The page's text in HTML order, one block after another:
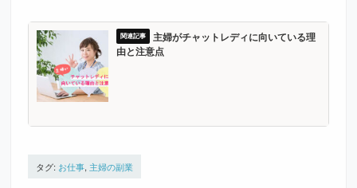
主婦がチャットレディに向いている理
由と注意点
タグ: お仕事,主婦の副業